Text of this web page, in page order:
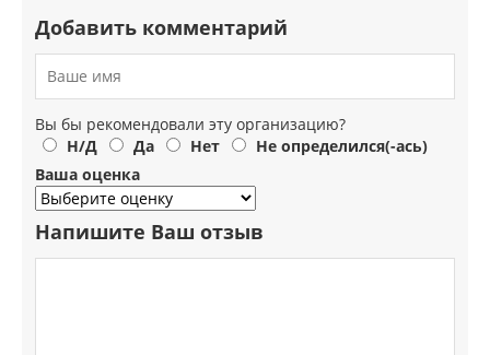
Добавить комментарий
Вы бы рекомендовали эту организацию?
Н/Д
Да Нет
Не определился(-ась)
Ваша оценка
Напишите Ваш отзыв